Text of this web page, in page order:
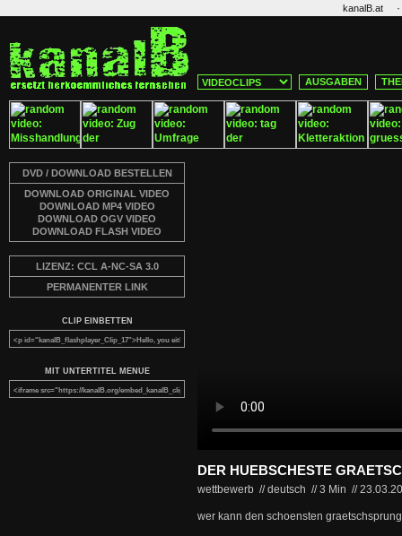
kanalB.at ·
AUSGABEN
DVD / DOWNLOAD BESTELLEN
DOWNLOAD ORIGINAL VIDEO
DOWNLOAD MP4 VIDEO
DOWNLOAD OGV VIDEO
DOWNLOAD FLASH VIDEO
LIZENZ: CCL A-NC-SA 3.0
PERMANENTER LINK
CLIP EINBETTEN
MIT UNTERTITEL MENUE
DER HUEBSCHESTE
wettbewerb // deutsch //3 Min //
wer kann den schoensten